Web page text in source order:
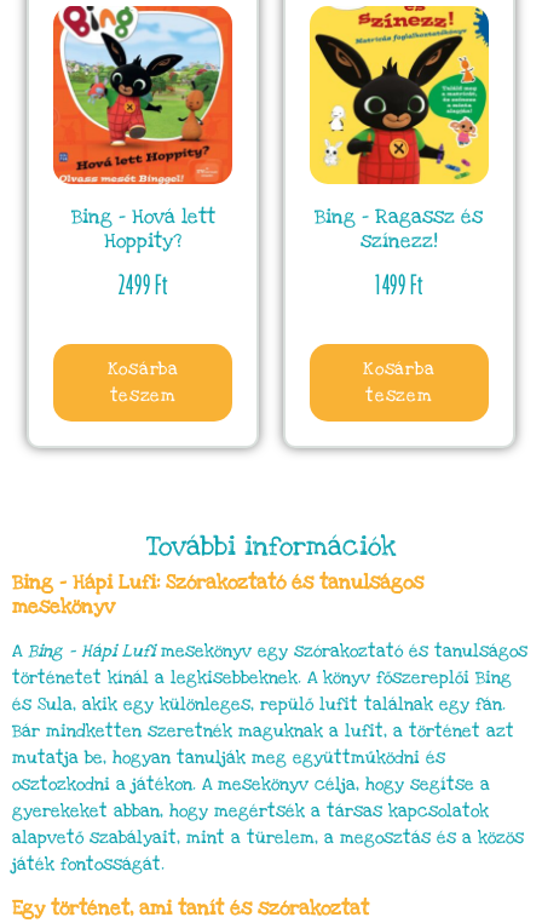
Bing – Hová lett
Hoppity?
2499Ft
Kosárba
teszem
Bing – Ragassz és
színezz!
1499Ft
Kosárba
teszem
További információk
Bing – Hápi Lufi: Szórakoztató és tanulságos
mesekönyv
A Bing – Hápi Lufimesekönyv egy szórakoztató és tanulságos
történetet kínál a legkisebbeknek. A könyv főszereplői Bing
és Sula, akik egy különleges, repülő lufit találnak egy fán.
Bár mindketten szeretnék maguknak a lufit, a történet azt
mutatja be, hogyan tanulják meg együttműködni és
osztozkodni a játékon. A mesekönyv célja, hogy segítse a
gyerekeket abban, hogy megértsék a társas kapcsolatok
alapvető szabályait, mint a türelem, a megosztás és a közös
játék fontosságát.
Egy történet, ami tanít és szórakoztat